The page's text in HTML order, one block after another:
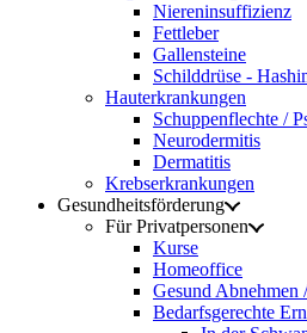
Niereninsuffizienz
Fettleber
Gallensteine
Schilddrüse -
Hauterkrankungen
Schuppenflechte /
Neurodermitis
Dermatitis
Krebserkrankungen
Gesundheitsförderung
Für Privatpersonen
Kurse
Homeoffice
Gesund Abnehmen
Bedarfsgerechte